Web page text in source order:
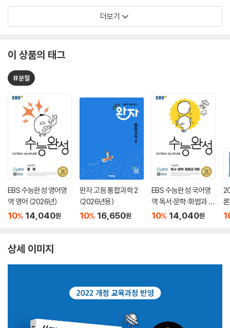
더보기
이 상품의 태그
#분철
EBS 수능완성 영어영
역 영어 (2026년)
10% 14,040원
완자 고등 통합과학 2
(2026년용)
10% 16,650원
EBS 수능완성 국어영
역 독서·문학·화법과 작
문 (2026년)
10% 14,040원
(
상세 이미지